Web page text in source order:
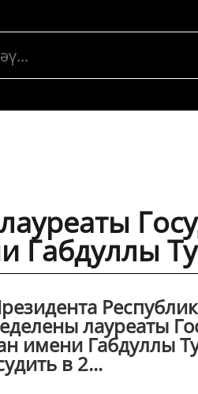
Габдуллы
лауреаты
имени Габдуллы
в 2...